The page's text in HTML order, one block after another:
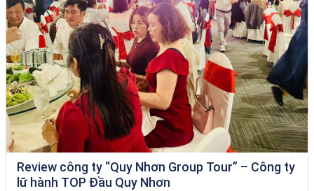
Review công ty “Quy Nhơn Group Tour” – Công ty
lữ hành TOP Đầu Quy Nhơn